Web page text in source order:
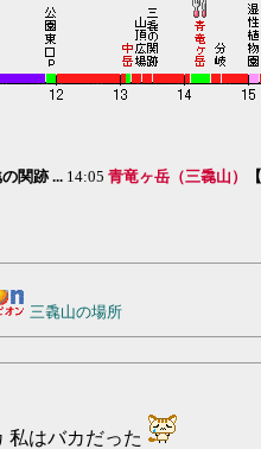
関跡 ... 14:05 青竜ヶ岳（三毳山）
三毳山の場所
私はバカだった